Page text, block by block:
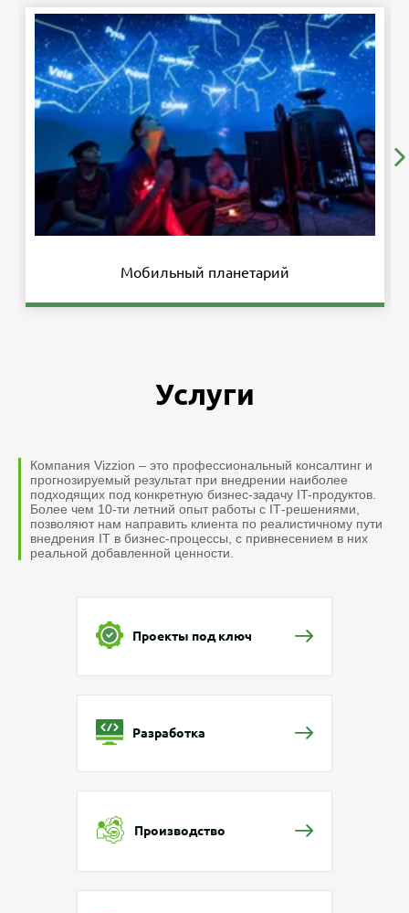
Мобильный планетарий
Услуги
Компания Vizzion – это профессиональный консалтинг и
прогнозируемый результат при внедрении наиболее
подходящих под конкретную бизнес-задачу IT-продуктов.
Более чем 10-ти летний опыт работы с IТ-решениями,
позволяют нам направить клиента по реалистичному пути
внедрения IT в бизнес-процессы, с привнесением в них
реальной добавленной ценности.
Проекты под ключ
Разработка
Производство